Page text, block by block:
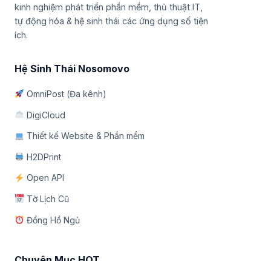
kinh nghiệm phát triển phần mềm, thủ thuật IT,
tự động hóa & hệ sinh thái các ứng dụng số tiện
ích.
Hệ Sinh Thái Nosomovo
OmniPost (Đa kênh)
DigiCloud
Thiết kế Website & Phần mềm
H2DPrint
Open API
Tờ Lịch Cũ
Đồng Hồ Ngủ